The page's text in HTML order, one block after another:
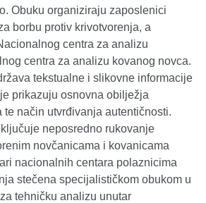
Obuku organiziraju zaposlenici
borbu protiv krivotvorenja, a
centra za analizu
centra za analizu kovanog novca.
tekstualne i slikovne informacije
prikazuju osnovna obilježja
te način utvrđivanja autentičnosti.
neposredno rukovanje
novčanicama i kovanicama
nacionalnih centara polaznicima
stečena specijalističkom obukom u
tehničku analizu unutar